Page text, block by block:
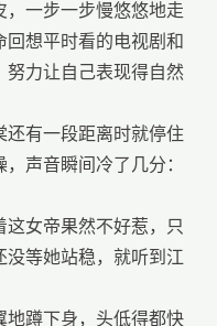
，一步一步慢悠悠地走
想平时看的电视剧和
努力让自己表现得自然
还有一段距离时就停住
声音瞬间冷了几分：
女帝果然不好惹，只
没等她站稳，就听到江
地蹲下身，头低得都快